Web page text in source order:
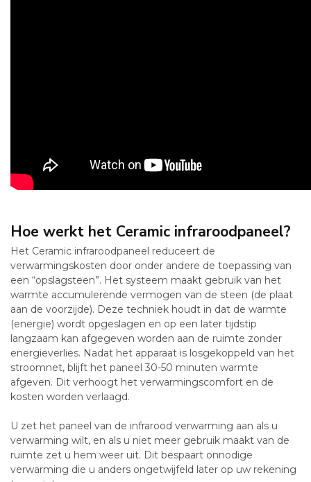
Hoe werkt het Ceramic infraroodpaneel?
Het Ceramic infraroodpaneel reduceert de
verwarmingskosten door onder andere de toepassing van
een “opslagsteen”. Het systeem maakt gebruik van het
warmte accumulerende vermogen van de steen (de plaat
aan de voorzijde). Deze techniek houdt in dat de warmte
(energie) wordt opgeslagen en op een later tijdstip
langzaam kan afgegeven worden aan de ruimte zonder
energieverlies. Nadat het apparaat is losgekoppeld van het
stroomnet, blijft het paneel 30-50 minuten warmte
afgeven. Dit verhoogt het verwarmingscomfort en de
kosten worden verlaagd.
U zet het paneel van de infrarood verwarming aan als u
verwarming wilt, en als u niet meer gebruik maakt van de
ruimte zet u hem weer uit. Dit bespaart onnodige
verwarming die u anders ongetwijfeld later op uw rekening